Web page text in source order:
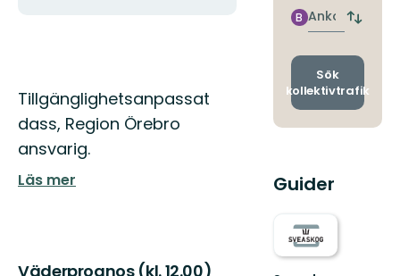
Beskrivning
Tillgänglighetsanpassat
dass, Region Örebro
ansvarig.
Läs mer
Väderprognos (kl. 12.00)
Ankomst
B
Byt
och
Sök
kollektivtrafik
Guider